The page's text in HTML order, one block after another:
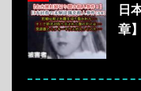
日
章】